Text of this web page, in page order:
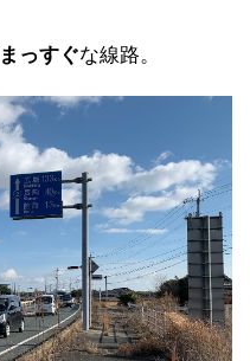
まっすぐな線路。